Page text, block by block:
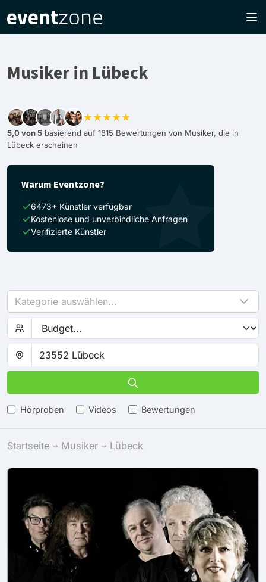
Musiker in Lübeck
★★★★★
5,0 von 5 basierend auf 1815 Bewertungen von Musiker, die in
Lübeck erscheinen
Warum Eventzone?
6473+ Künstler verfügbar
Kostenlose und unverbindliche Anfragen
Verifizierte Künstler
Kategorie auswählen...
Hörproben Videos Bewertungen
Startseite Musiker Lübeck